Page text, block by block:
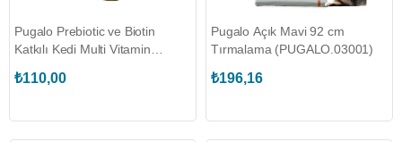
Pugalo Prebiotic ve Biotin
Katkılı Kedi Multi Vitamin
₺110,00
Pugalo Açık Mavi 92 cm
Tırmalama (PUGALO.03001)
₺196,16